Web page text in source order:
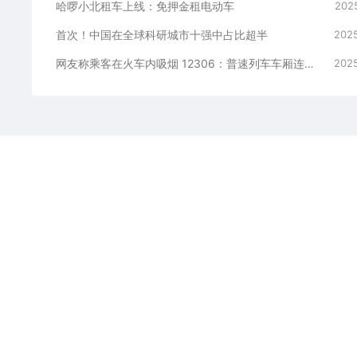
哈啰小北租车上线：免押金租电动车
首次！中国在全球科研城市十强中占比超半
网友称乘客在火车内吸烟 12306：普速列车车厢连接处允许吸烟